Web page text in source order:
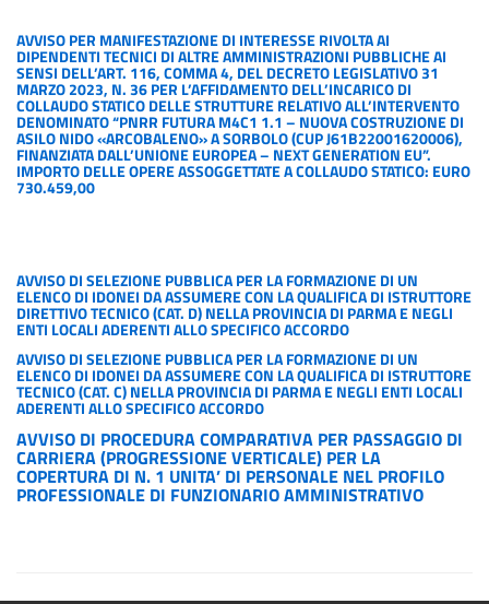
AVVISO PER MANIFESTAZIONE DI INTERESSE RIVOLTA AI
DIPENDENTI TECNICI DI ALTRE AMMINISTRAZIONI PUBBLICHE AI
SENSI DELL’ART. 116, COMMA 4, DEL DECRETO LEGISLATIVO 31
MARZO 2023, N. 36 PER L’AFFIDAMENTO DELL’INCARICO DI
COLLAUDO STATICO DELLE STRUTTURE RELATIVO ALL’INTERVENTO
DENOMINATO “PNRR FUTURA M4C1 1.1 – NUOVA COSTRUZIONE DI
ASILO NIDO «ARCOBALENO» A SORBOLO (CUP J61B22001620006),
FINANZIATA DALL’UNIONE EUROPEA – NEXT GENERATION EU”.
IMPORTO DELLE OPERE ASSOGGETTATE A COLLAUDO STATICO: EURO
730.459,00
AVVISO DI SELEZIONE PUBBLICA PER LA FORMAZIONE DI UN
ELENCO DI IDONEI DA ASSUMERE CON LA QUALIFICA DI ISTRUTTORE
DIRETTIVO TECNICO (CAT. D) NELLA PROVINCIA DI PARMA E NEGLI
ENTI LOCALI ADERENTI ALLO SPECIFICO ACCORDO
AVVISO DI SELEZIONE PUBBLICA PER LA FORMAZIONE DI UN
ELENCO DI IDONEI DA ASSUMERE CON LA QUALIFICA DI ISTRUTTORE
TECNICO (CAT. C) NELLA PROVINCIA DI PARMA E NEGLI ENTI LOCALI
ADERENTI ALLO SPECIFICO ACCORDO
AVVISO DI PROCEDURA COMPARATIVA PER PASSAGGIO DI
CARRIERA (PROGRESSIONE VERTICALE) PER LA
COPERTURA DI N. 1 UNITA’ DI PERSONALE NEL PROFILO
PROFESSIONALE DI FUNZIONARIO AMMINISTRATIVO